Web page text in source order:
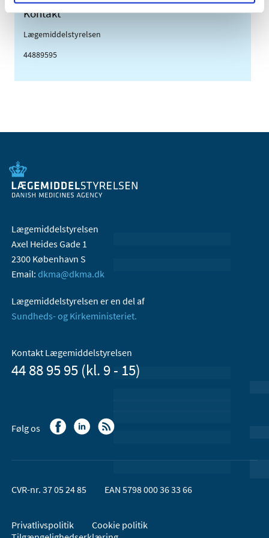
Kontakt
Lægemiddelstyrelsen
44889595
Lægemiddelstyrelsen
Axel Heides Gade 1
2300 København S
Email: dkma@dkma.dk
Lægemiddelstyrelsen er en del af
Sundheds- og Kirkeministeriet.
Kontakt Lægemiddelstyrelsen
44 88 95 95 (kl. 9 - 15)
Følg os
CVR-nr. 37 05 24 85 EAN 5798 000 36 33 66
Privatlivspolitik
Cookie politik